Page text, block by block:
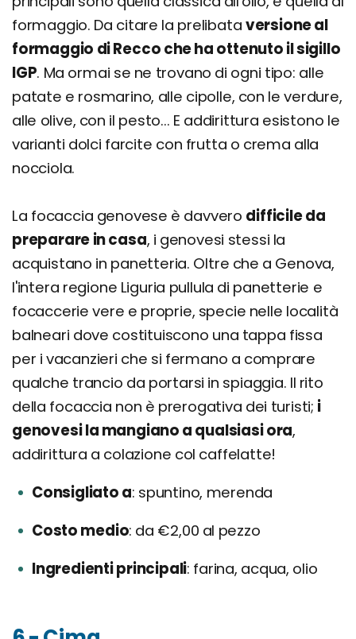
formaggio. Da citare la prelibata versione al
formaggio di Recco che ha ottenuto il sigillo
IGP. Ma ormai se ne trovano di ogni tipo: alle
patate e rosmarino, alle cipolle, con le verdure,
alle olive, con il pesto... E addirittura esistono le
varianti dolci farcite con frutta o crema alla
nocciola.
La focaccia genovese è davvero difficile da
preparare in casa, i genovesi stessi la
acquistano in panetteria. Oltre che a Genova,
l'intera regione Liguria pullula di panetterie e
focaccerie vere e proprie, specie nelle località
balneari dove costituiscono una tappa fissa
per i vacanzieri che si fermano a comprare
qualche trancio da portarsi in spiaggia. Il rito
della focaccia non è prerogativa dei turisti; i
genovesi la mangiano a qualsiasi ora,
addirittura a colazione col caffelatte!
Consigliato a spuntino, merenda
Costo medio da €2,00 al pezzo
Ingredienti principali farina, acqua, olio